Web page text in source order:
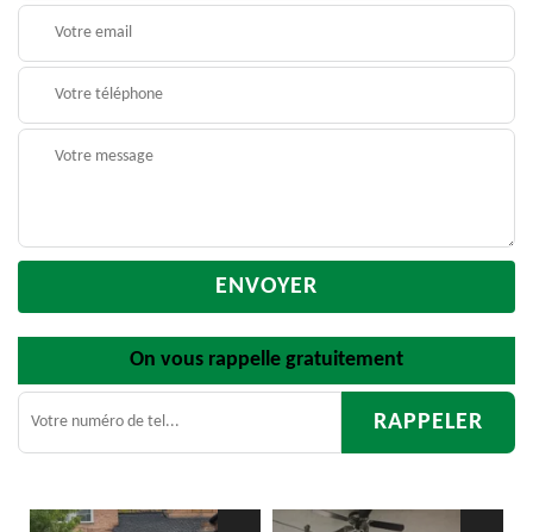
On vous rappelle gratuitement